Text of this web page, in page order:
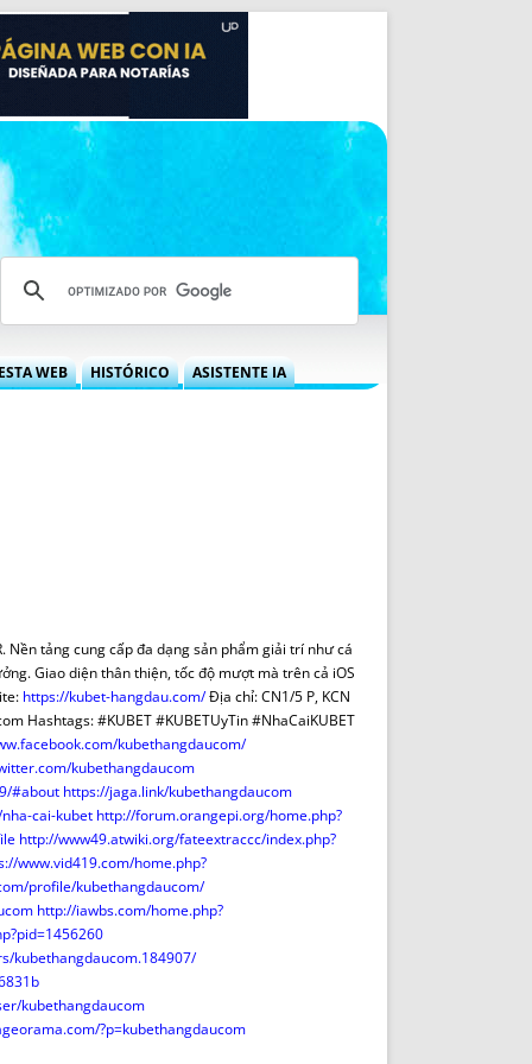
WEB
AVISO LEGAL
REPORTAR INCIDENCIA
LOGOTIPO
SONRISA
ENVÍA CORREO
CANALES DE VÍDEO
HISTÓRICO ASISTENTE IA
Nền tảng cung cấp đa dạng sản phẩm giải trí như cá
Giao diện thân thiện, tốc độ mượt mà trên cả iOS
https://kubet-hangdau.com/Địa chỉ: CN1/5 P, KCN
Hashtags: #KUBET #KUBETUyTin #NhaCaiKUBET
kubethangdaucom/
kubethangdaucom
#about https://jaga.link/kubethangdaucom
cai-kubet http://forum.orangepi.org/home.php?
http://www49.atwiki.org/fateextraccc/index.php?
www.vid419.com/home.php?
profile/kubethangdaucom/
http://iawbs.com/home.php?
kubethangdaucom.184907/
kubethangdaucom
?p=kubethangdaucom